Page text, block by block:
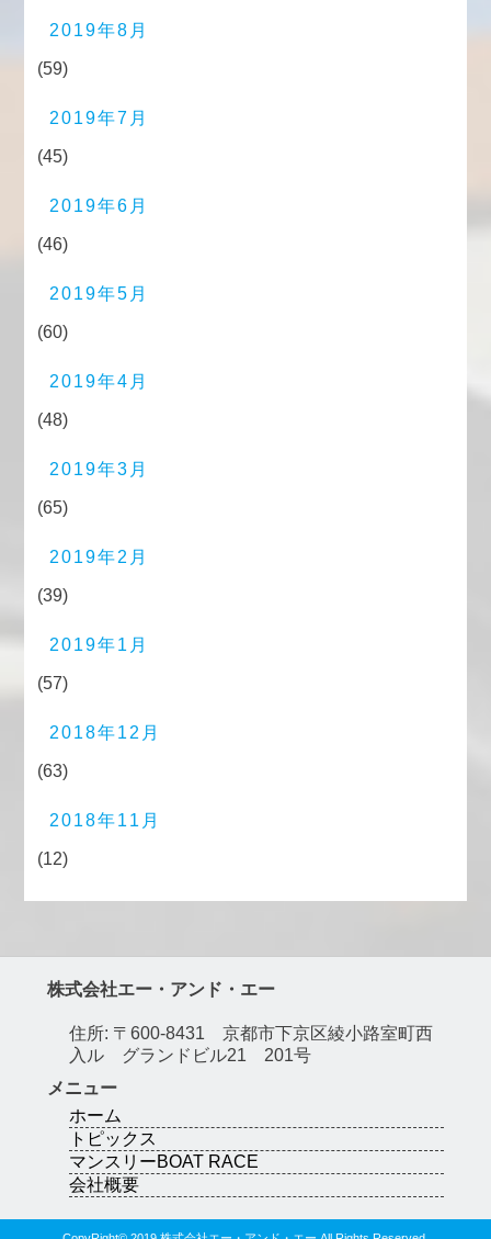
2019年8月
(59)
2019年7月
(45)
2019年6月
(46)
2019年5月
(60)
2019年4月
(48)
2019年3月
(65)
2019年2月
(39)
2019年1月
(57)
2018年12月
(63)
2018年11月
(12)
株式会社エー・アンド・エー
住所: 〒600-8431 京都市下京区綾小路室町西
入ル グランドビル21 201号
メニュー
ホーム
トピックス
マンスリーBOAT RACE
会社概要